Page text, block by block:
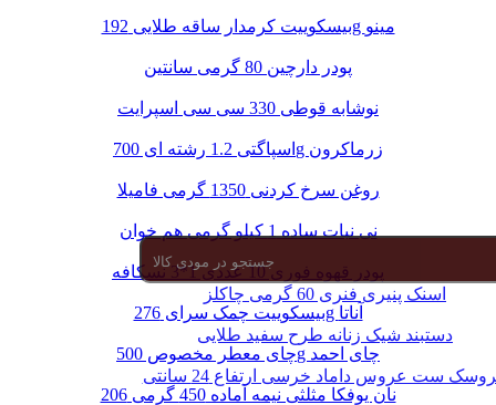
اسنک پنیری فنری 60 گرمی چاکلز
دستبند شیک زنانه طرح سفید طلایی
ست عروس داماد خرسی ارتفاع 24 سانتی
بیسکوییت کرمدار ساقه طلایی 192g مینو
پودر دارچین 80 گرمی سانتین
نوشابه قوطی 330 سی سی اسپرایت
اسپاگتی 1.2 رشته ای 700g زرماکرون
روغن سرخ کردنی 1350 گرمی فامیلا
نی نبات ساده 1 کیلو گرمی هم خوان
پودر قهوه فوری 10 عددی 1*3 نسکافه
بیسکوییت چمک سرای 276g آناتا
چای معطر مخصوص 500g چای احمد
نان یوفکا مثلثی نیمه آماده 450 گرمی 206